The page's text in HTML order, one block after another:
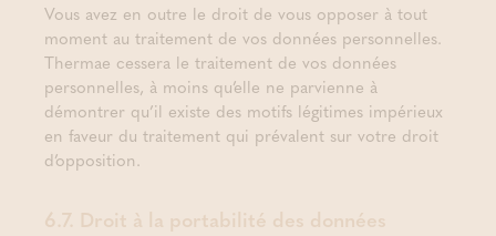
Vous avez en outre le droit de vous opposer à tout
moment au traitement de vos données personnelles.
Thermae cessera le traitement de vos données
personnelles, à moins qu’elle ne parvienne à
démontrer qu’il existe des motifs légitimes impérieux
en faveur du traitement qui prévalent sur votre droit
d’opposition.
6.7. Droit à la portabilité des données